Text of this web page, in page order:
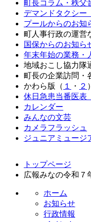
町長コラム・秩父
デマンドタクシー
プールからのお
町人事行政の運営
国保からのお知ら
年末年始の業務・
地域おこし協力隊
町長の企業訪問・
かわら版（ １ ・ ２ ）
休日急患当番医
カレンダー
みんなの文芸
カメラフラッシュ
ジュニアミュージ
トップページ
広報みなの令和７
ホーム
お知らせ
行政情報